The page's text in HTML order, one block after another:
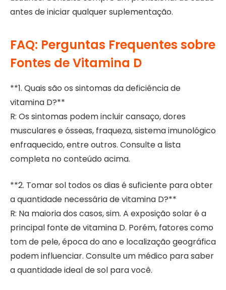
antes de iniciar qualquer suplementação.
FAQ: Perguntas Frequentes sobre
Fontes de Vitamina D
**1. Quais são os sintomas da deficiência de
vitamina D?**
R: Os sintomas podem incluir cansaço, dores
musculares e ósseas, fraqueza, sistema imunológico
enfraquecido, entre outros. Consulte a lista
completa no conteúdo acima.
**2. Tomar sol todos os dias é suficiente para obter
a quantidade necessária de vitamina D?**
R: Na maioria dos casos, sim. A exposição solar é a
principal fonte de vitamina D. Porém, fatores como
tom de pele, época do ano e localização geográfica
podem influenciar. Consulte um médico para saber
a quantidade ideal de sol para você.